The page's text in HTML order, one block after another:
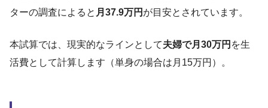
ターの調査によると 月37.9万円 が目安とされています。
本試算では、現実的なラインとして夫婦で月30万円 を生
活費として計算します（単身の場合は月15万円）。